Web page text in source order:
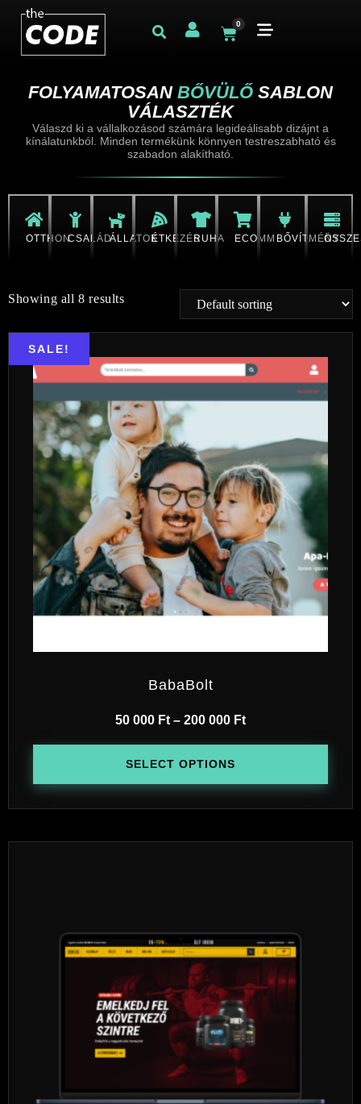
0
FOLYAMATOSAN BŐVÜLŐ SABLON
VÁLASZTÉK
Válaszd ki a vállalkozásod számára legideálisabb dizájnt a
kínálatunkból. Minden termékünk könnyen testreszabható és
szabadon alakítható.
OTTHONCSALÁDÁLLATOKÉTKEZÉSRUHA ECOMM BŐVÍTMÉNY
Showing all 8 results
SALE!
BabaBolt
50 000 Ft– 200 000 Ft
SELECT OPTIONS